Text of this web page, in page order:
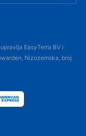
EasyTerra BV i
Nizozemska, broj